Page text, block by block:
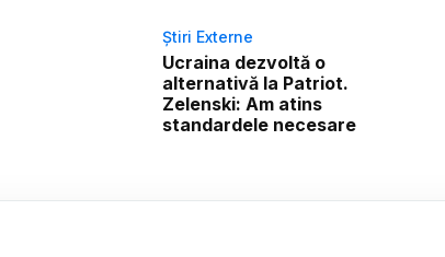
Știri Externe
Ucraina dezvoltă o
alternativă la Patriot.
Zelenski: Am atins
standardele necesare